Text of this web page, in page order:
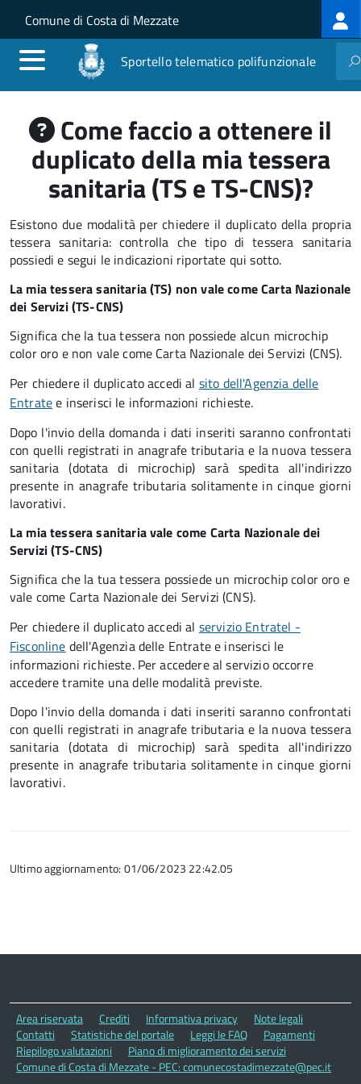
Salta al contenuto principale
Skip to site navigation
Comune di Costa di Mezzate
Sportello telematico polifunzionale
Come faccio a ottenere il
duplicato della mia tessera
sanitaria (TS e TS-CNS)?
Esistono due modalità per chiedere il duplicato della propria
tessera sanitaria: controlla che tipo di tessera sanitaria
possiedi e segui le indicazioni riportate qui sotto.
La mia tessera sanitaria (TS) non vale come Carta Nazionale
dei Servizi (TS-CNS)
Significa che la tua tessera non possiede alcun microchip
color oro e non vale come Carta Nazionale dei Servizi (CNS).
Per chiedere il duplicato accedi al sito dell'Agenzia delle
Entratee inserisci le informazioni richieste.
Dopo l'invio della domanda i dati inseriti saranno confrontati
con quelli registrati in anagrafe tributaria e la nuova tessera
sanitaria (dotata di microchip) sarà spedita all'indirizzo
presente in anagrafe tributaria solitamente in cinque giorni
lavorativi.
La mia tessera sanitaria vale come Carta Nazionale dei
Servizi (TS-CNS)
Significa che la tua tessera possiede un microchip color oro e
vale come Carta Nazionale dei Servizi (CNS).
Per chiedere il duplicato accedi al servizio Entratel -
Fisconline dell'Agenzia delle Entrate e inserisci le
informazioni richieste. Per accedere al servizio occorre
accedere tramite una delle modalità previste.
Dopo l'invio della domanda i dati inseriti saranno confrontati
con quelli registrati in anagrafe tributaria e la nuova tessera
sanitaria (dotata di microchip) sarà spedita all'indirizzo
presente in anagrafe tributaria solitamente in cinque giorni
lavorativi.
Ultimo aggiornamento: 01/06/2023 22:42.05
Area riservata Crediti Informativa privacy
Note legali
Contatti
Statistiche del portale Leggi le FAQ
Pagamenti
Riepilogo valutazioni
Piano di miglioramento dei servizi
Comune di Costa di Mezzate - PEC: comunecostadimezzate@pec.it